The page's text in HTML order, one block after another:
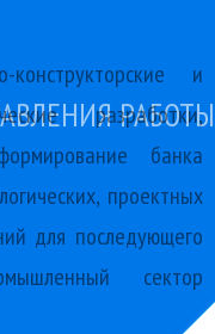
и
разработки,
банка
проектных
для последующего
сектор